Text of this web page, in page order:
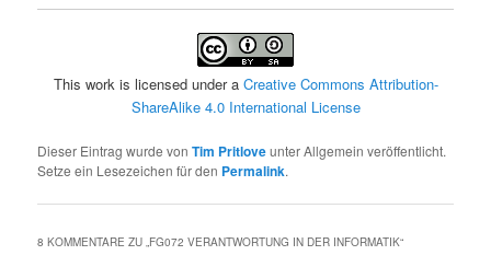
This work is licensed under a Creative Commons Attribution-
ShareAlike 4.0 International License
Dieser Eintrag wurde vonTim Pritloveunter Allgemein veröffentlicht.
Setze ein Lesezeichen für den Permalink.
8 KOMMENTARE ZU „FG072 VERANTWORTUNG IN DER INFORMATIK“